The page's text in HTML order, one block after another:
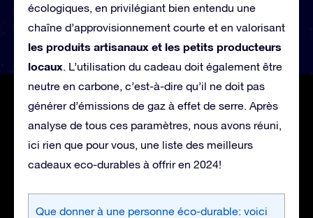
écologiques, en privilégiant bien entendu une
chaîne d’approvisionnement courte et en valorisant
les produits artisanaux et les petits producteurs
locaux. L’utilisation du cadeau doit également être
neutre en carbone, c’est-à-dire qu’il ne doit pas
générer d’émissions de gaz à effet de serre. Après
analyse de tous ces paramètres, nous avons réuni,
ici rien que pour vous, une liste des meilleurs
cadeaux eco-durables à offrir en 2024!
Que donner à une personne éco-durable: voici